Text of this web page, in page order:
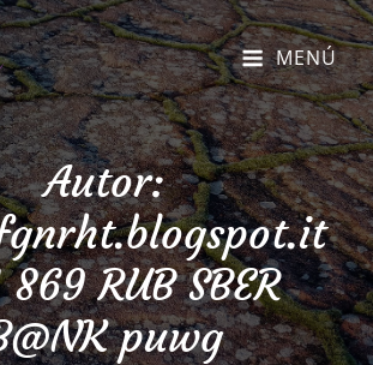
MENÚ
Autor:
RUB SBER
puwg